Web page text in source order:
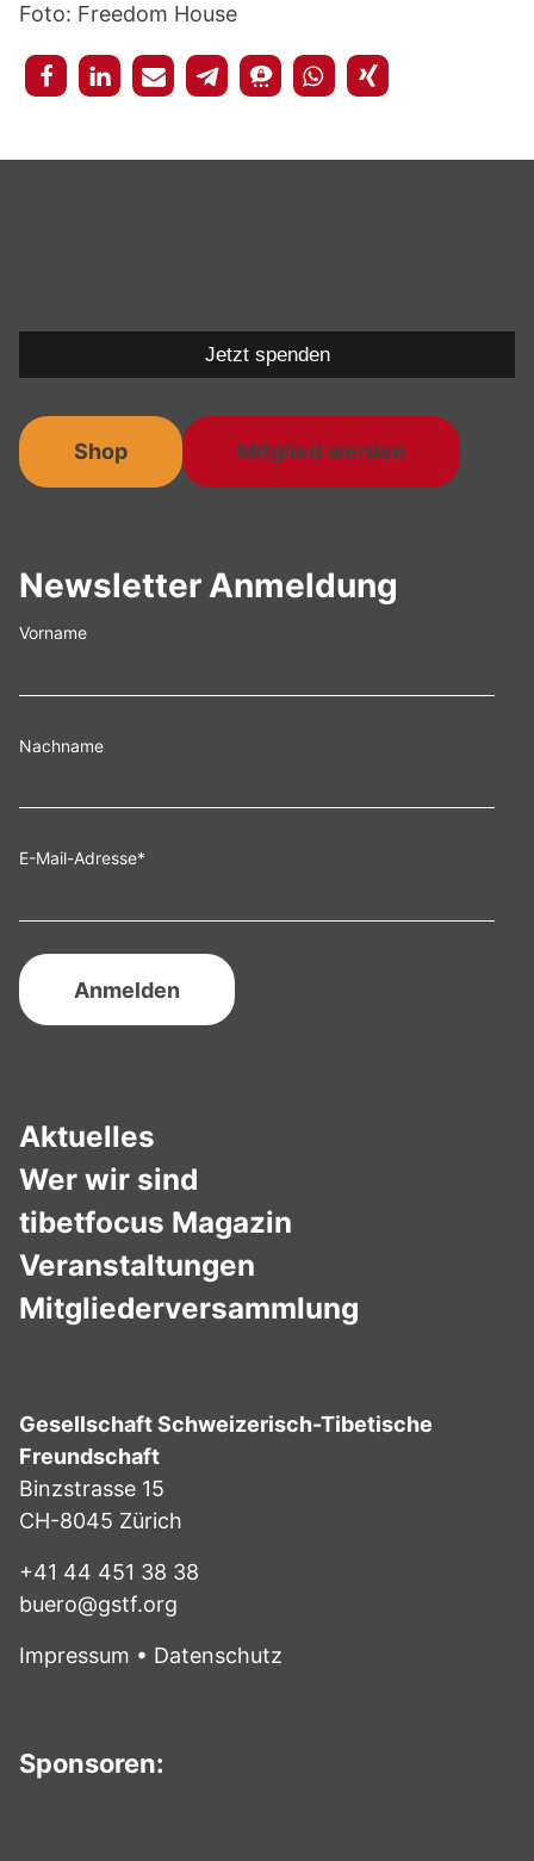
Foto: Freedom House
Aktuelles
Wer wir sind
tibetfocus Magazin
Veranstaltungen
Mitgliederversammlung
Gesellschaft Schweizerisch-Tibetische
Freundschaft
Binzstrasse 15
CH-8045 Zürich
+41 44 451 38 38
buero@gstf.org
Impressum • Datenschutz
Sponsoren:
Shop Mitglied werden
Newsletter Anmeldung
Vorname
Nachname
E-Mail-Adresse*
Jetzt spenden